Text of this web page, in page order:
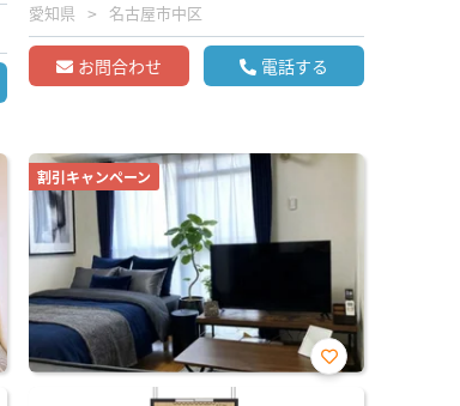
愛知県 名古屋市中区
お問合わせ 電話する
割引キャンペーン
お気